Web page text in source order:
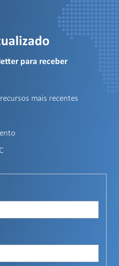
para receber
mais recentes